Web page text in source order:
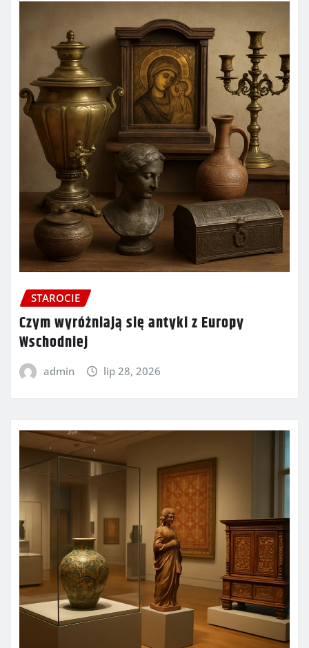
STAROCIE
Czym wyróżniają się antyki z Europy
Wschodniej
admin lip 28, 2026